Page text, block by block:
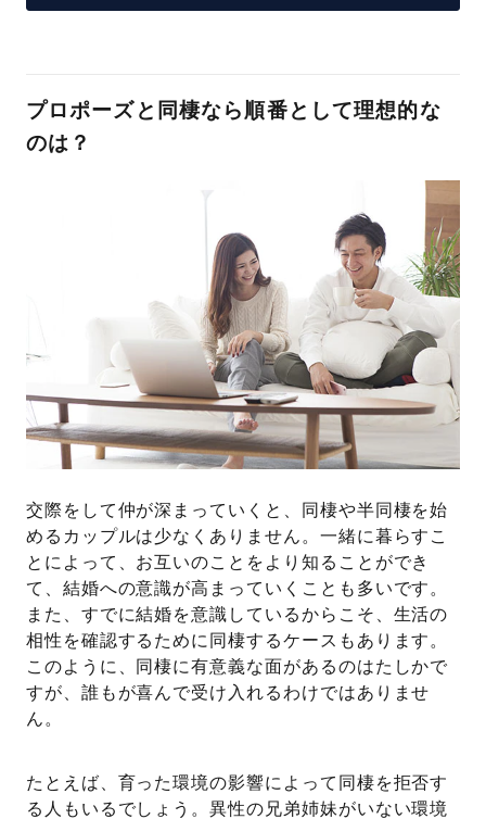
プロポーズと同棲なら順番として理想的な
のは？
交際をして仲が深まっていくと、同棲や半同棲を始
めるカップルは少なくありません。一緒に暮らすこ
とによって、お互いのことをより知ることができ
て、結婚への意識が高まっていくことも多いです。
また、すでに結婚を意識しているからこそ、生活の
相性を確認するために同棲するケースもあります。
このように、同棲に有意義な面があるのはたしかで
すが、誰もが喜んで受け入れるわけではありませ
ん。
たとえば、育った環境の影響によって同棲を拒否す
る人もいるでしょう。異性の兄弟姉妹がいない環境